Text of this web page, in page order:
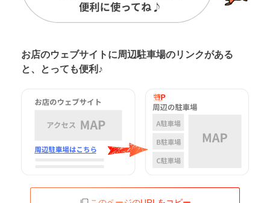
お店のウェブサイトに周辺駐車場のリンクがある
と、とっても便利♪